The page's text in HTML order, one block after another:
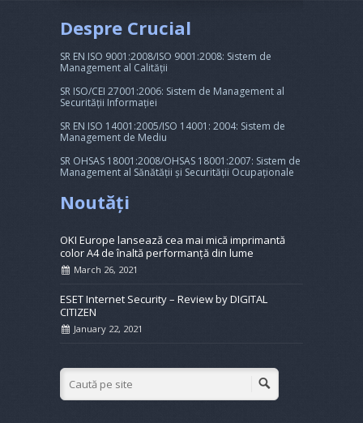
Despre Crucial
SR EN ISO 9001:2008/ISO 9001:2008: Sistem de
Management al Calității
SR ISO/CEI 27001:2006: Sistem de Management al
Securității Informației
SR EN ISO 14001:2005/ISO 14001: 2004: Sistem de
Management de Mediu
SR OHSAS 18001:2008/OHSAS 18001:2007: Sistem de
Management al Sănătății și Securității Ocupaționale
Noutăți
OKI Europe lansează cea mai mică imprimantă
color A4 de înaltă performanță din lume
March 26, 2021
ESET Internet Security – Review by DIGITAL
CITIZEN
January 22, 2021